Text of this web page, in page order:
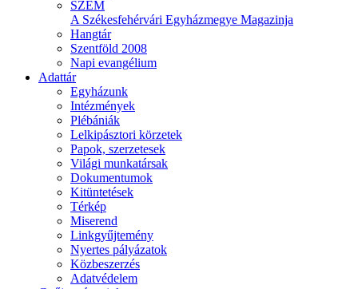
SZEM
A Székesfehérvári Egyházmegye Magazinja
Hangtár
Szentföld 2008
Napi evangélium
Adattár
Egyházunk
Intézmények
Plébániák
Lelkipásztori körzetek
Papok, szerzetesek
Világi munkatársak
Dokumentumok
Kitüntetések
Térkép
Miserend
Linkgyűjtemény
Nyertes pályázatok
Közbeszerzés
Adatvédelem